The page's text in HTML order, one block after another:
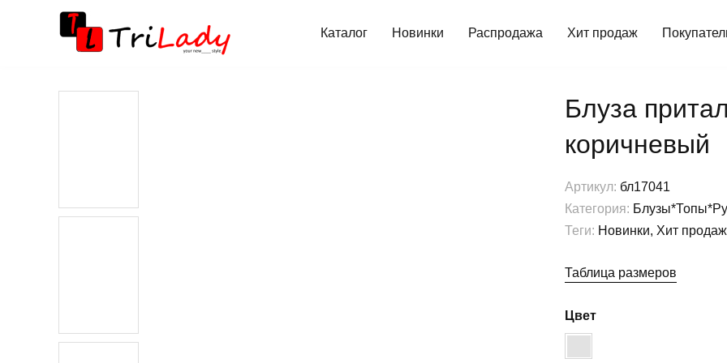
Каталог Новинки Распродажа Хит продаж
Блуза
коричневый
Артикул: бл17041
Категория:
Теги: Новинки, Хит продаж
Таблица размеров
Цвет
коричневый